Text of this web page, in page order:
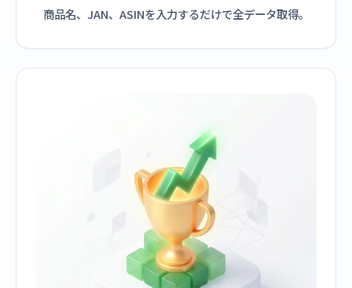
商品名、JAN、ASINを入力するだけで全データ取得。